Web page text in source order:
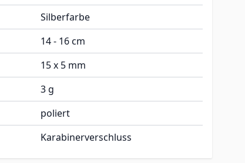
Silberfarbe
14 - 16 cm
15 x 5 mm
3 g
poliert
Karabinerverschluss